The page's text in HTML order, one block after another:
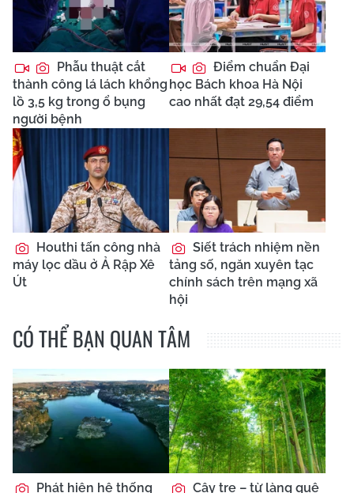
Phẫu thuật cắt
thành công lá lách khổng
lồ 3,5 kg trong ổ bụng
người bệnh
Điểm chuẩn Đại
học Bách khoa Hà Nội
cao nhất đạt 29,54 điểm
Houthi tấn công nhà
máy lọc dầu ở Ả Rập Xê
Út
Siết trách nhiệm nền
tảng số, ngăn xuyên tạc
chính sách trên mạng xã
hội
CÓ THỂ BẠN QUAN TÂM
Phát hiện hệ thống Cây tre – từ làng quê